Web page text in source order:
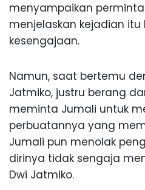
menyampaikan
menjelaskan kejadian itu
kesengajaan.
Namun, saat bertemu
Jatmiko, justru berang
meminta Jumali untuk
perbuatannya yang
Jumali pun menolak
dirinya tidak sengaja
Dwi Jatmiko.